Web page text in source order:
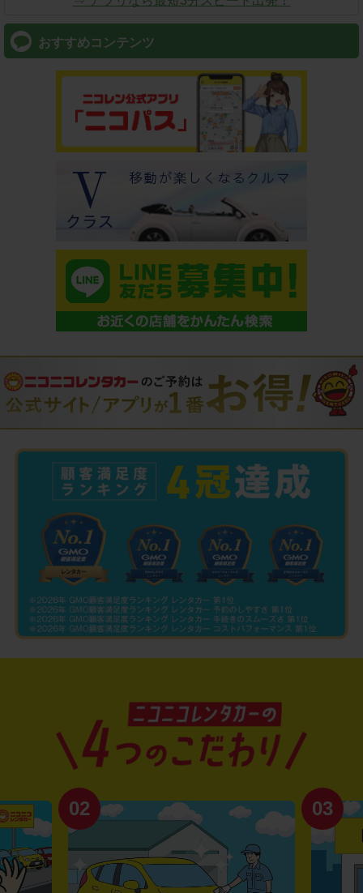
おすすめコンテンツ
02 03